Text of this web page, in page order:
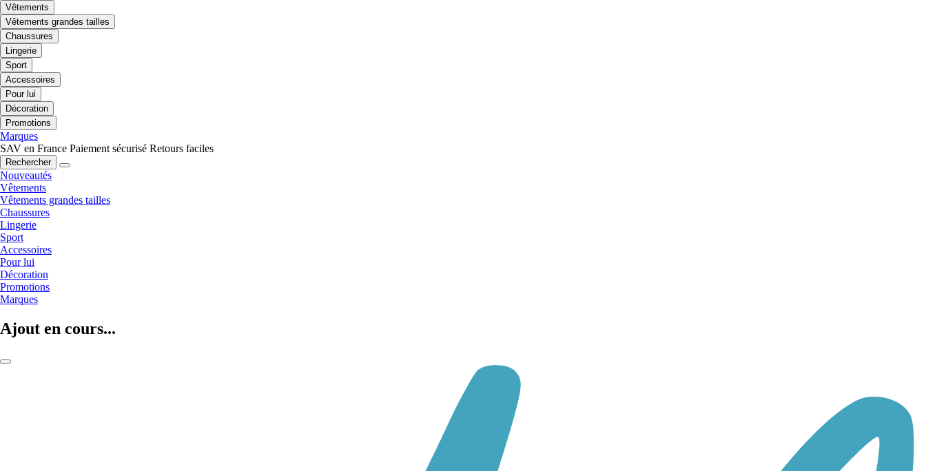
Vêtements
Vêtements grandes tailles
Chaussures
Lingerie
Sport
Accessoires
Pour lui
Décoration
Promotions
Marques
SAV en France Paiement sécurisé Retours faciles
Rechercher
Nouveautés
Vêtements
Vêtements grandes tailles
Chaussures
Lingerie
Sport
Accessoires
Pour lui
Décoration
Promotions
Marques
Ajout en cours...